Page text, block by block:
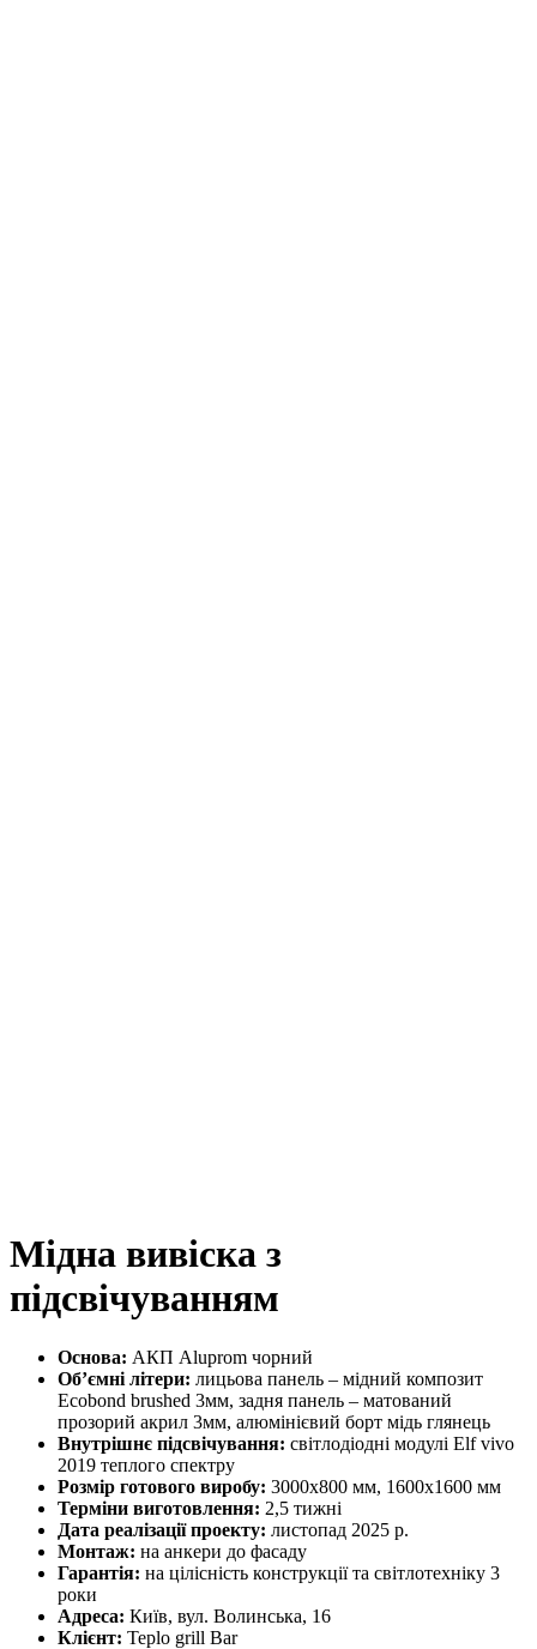
Мідна вивіска з
підсвічуванням
Основа: АКП Aluprom чорний
Об’ємні літери: лицьова панель – мідний композит
Ecobond brushed 3мм, задня панель – матований
прозорий акрил 3мм, алюмінієвий борт мідь глянець
Внутрішнє підсвічування: світлодіодні модулі Elf vivo
2019 теплого спектру
Розмір готового виробу: 3000х800 мм, 1600х1600 мм
Терміни виготовлення: 2,5 тижні
Дата реалізації проекту: листопад 2025 р.
Монтаж: на анкери до фасаду
Гарантія: на цілісність конструкції та світлотехніку 3
роки
Адреса: Київ, вул. Волинська, 16
Клієнт: Teplo grill Bar